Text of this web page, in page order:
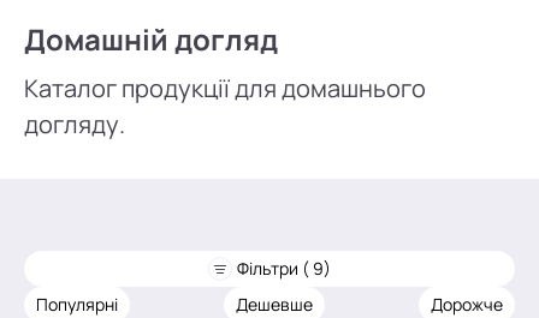
Домашній догляд
Каталог продукції для домашнього
догляду.
Фільтри ( 9)
Популярні
Дешевше Дорожче